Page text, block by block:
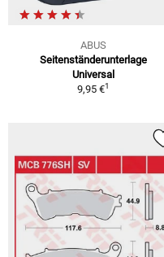
ABUS
Seitenständerunterlage
Universal
9,95 €1